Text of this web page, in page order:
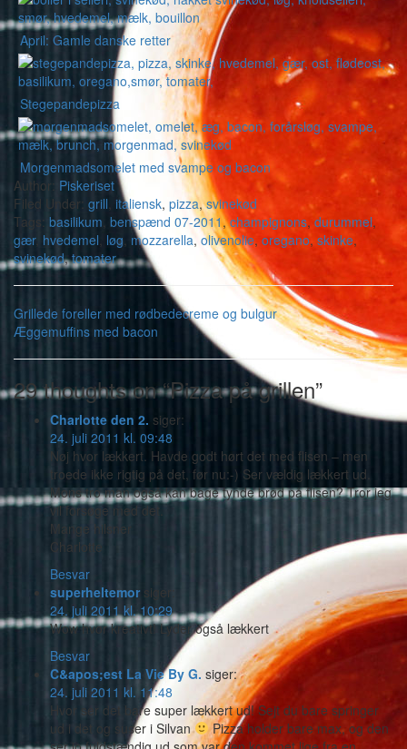
April: Gamle danske retter
Stegepandepizza
Morgenmadsomelet med svampe og bacon
Author: Piskeriset
Filed Under: grill, italiensk, pizza,svinekød
Tags: basilikum, benspænd 07-2011,champignons, durummel,
gær, hvedemel, løg, mozzarella, olivenolie, oregano, skinke,
svinekød,tomater
Grillede foreller med rødbedecreme og bulgur
Æggemuffins med bacon
29 thoughts on “Pizza på grillen”
Charlotte den 2. siger:
24. juli 2011 kl. 09:48
Nøj hvor lækkert. Havde godt hørt det med flisen – men
troede ikke rigtig på det, før nu:-) Ser vældig lækkert ud.
Mons tro man også kan bage tynde brød på flisen? Tror jeg
vil forsøge med det.
Mange hilsner
Charlotte
Besvar
superheltemor siger:
24. juli 2011 kl. 10:29
Wow hvor kreativt! Lyder også lækkert
Besvar
C&apos;est La Vie By G. siger:
24. juli 2011 kl. 11:48
Hvor ser det bare super lækkert ud! Sejt du bare springer
ud i det og suser i Silvan
Pizza holder bare max, og den